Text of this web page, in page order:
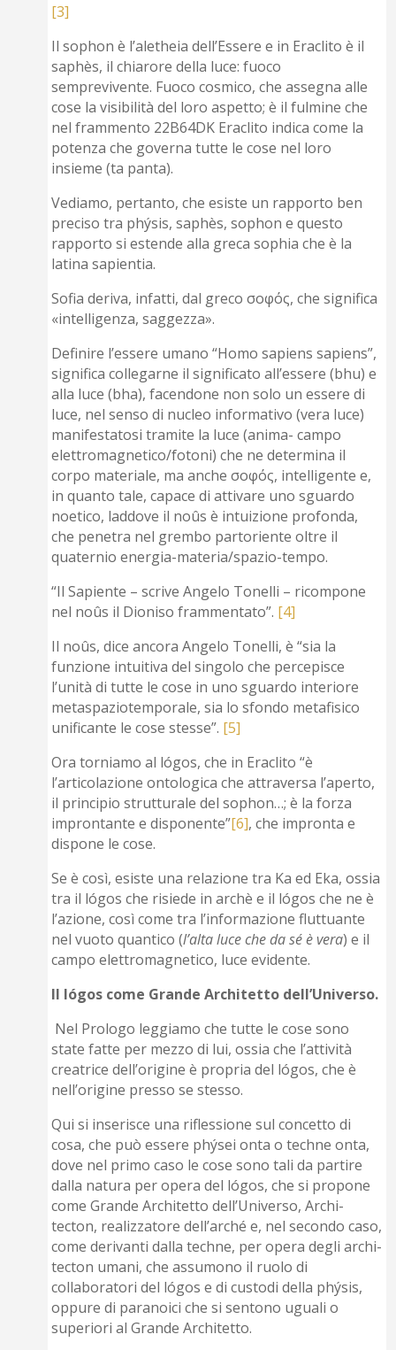
[3]
Il sophon è l’aletheia dell’Essere e in Eraclito è il
saphès, il chiarore della luce: fuoco
semprevivente. Fuoco cosmico, che assegna alle
cose la visibilità del loro aspetto; è il fulmine che
nel frammento 22B64DK Eraclito indica come la
potenza che governa tutte le cose nel loro
insieme (ta panta).
Vediamo, pertanto, che esiste un rapporto ben
preciso tra phýsis, saphès, sophon e questo
rapporto si estende alla greca sophia che è la
latina sapientia.
Sofia deriva, infatti, dal greco σοφός, che significa
«intelligenza, saggezza».
Definire l’essere umano “Homo sapiens sapiens”,
significa collegarne il significato all’essere (bhu) e
alla luce (bha), facendone non solo un essere di
luce, nel senso di nucleo informativo (vera luce)
manifestatosi tramite la luce (anima- campo
elettromagnetico/fotoni) che ne determina il
corpo materiale, ma anche σοφός, intelligente e,
in quanto tale, capace di attivare uno sguardo
noetico, laddove il noûs è intuizione profonda,
che penetra nel grembo partoriente oltre il
quaternio energia-materia/spazio-tempo.
“Il Sapiente – scrive Angelo Tonelli – ricompone
nel noûs il Dioniso frammentato”. [4]
Il noûs, dice ancora Angelo Tonelli, è “sia la
funzione intuitiva del singolo che percepisce
l’unità di tutte le cose in uno sguardo interiore
metaspaziotemporale, sia lo sfondo metafisico
unificante le cose stesse”. [5]
Ora torniamo al lógos, che in Eraclito “è
l’articolazione ontologica che attraversa l’aperto,
il principio strutturale del sophon…; è la forza
improntante e disponente”[6], che impronta e
dispone le cose.
Se è così, esiste una relazione tra Ka ed Eka, ossia
tra il lógos che risiede in archè e il lógos che ne è
l’azione, così come tra l’informazione fluttuante
nel vuoto quantico (l’alta luce che da sé è vera) e il
campo elettromagnetico, luce evidente.
Il lógos come Grande Architetto dell’Universo.
Nel Prologo leggiamo che tutte le cose sono
state fatte per mezzo di lui, ossia che l’attività
creatrice dell’origine è propria del lógos, che è
nell’origine presso se stesso.
Qui si inserisce una riflessione sul concetto di
cosa, che può essere phýsei onta o techne onta,
dove nel primo caso le cose sono tali da partire
dalla natura per opera del lógos, che si propone
come Grande Architetto dell’Universo, Archi-
tecton, realizzatore dell’arché e, nel secondo caso,
come derivanti dalla techne, per opera degli archi-
tecton umani, che assumono il ruolo di
collaboratori del lógos e di custodi della phýsis,
oppure di paranoici che si sentono uguali o
superiori al Grande Architetto.